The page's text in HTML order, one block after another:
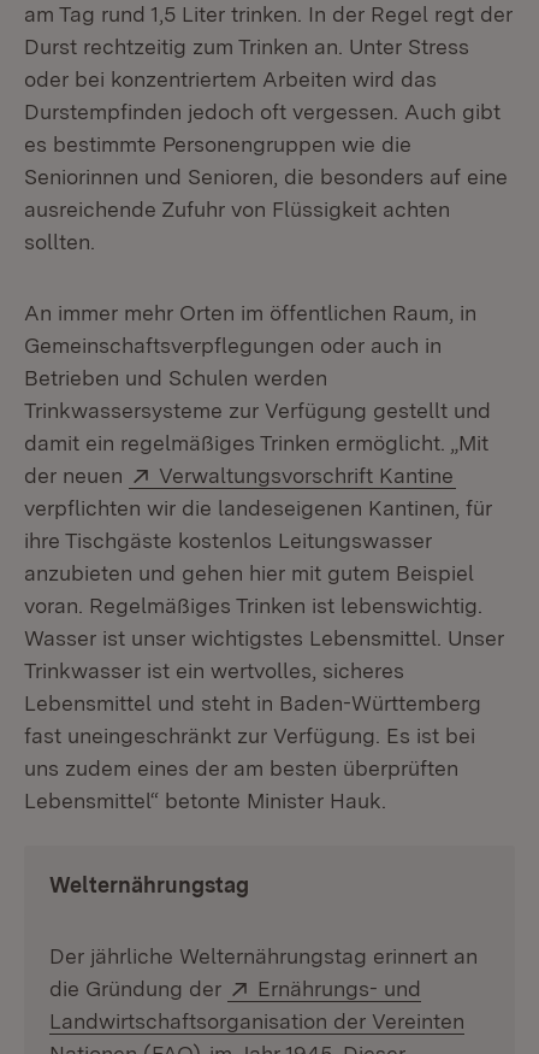
am Tag rund 1,5 Liter trinken. In der Regel regt der
Durst rechtzeitig zum Trinken an. Unter Stress
oder bei konzentriertem Arbeiten wird das
Durstempfinden jedoch oft vergessen. Auch gibt
es bestimmte Personengruppen wie die
Seniorinnen und Senioren, die besonders auf eine
ausreichende Zufuhr von Flüssigkeit achten
sollten.
An immer mehr Orten im öffentlichen Raum, in
Gemeinschaftsverpflegungen oder auch in
Betrieben und Schulen werden
Trinkwassersysteme zur Verfügung gestellt und
damit ein regelmäßiges Trinken ermöglicht. „Mit
der neuen
Extern:
Verwaltungsvorschrift Kantine
verpflichten wir die landeseigenen Kantinen, für
ihre Tischgäste kostenlos Leitungswasser
anzubieten und gehen hier mit gutem Beispiel
voran. Regelmäßiges Trinken ist lebenswichtig.
Wasser ist unser wichtigstes Lebensmittel. Unser
Trinkwasser ist ein wertvolles, sicheres
Lebensmittel und steht in Baden-Württemberg
fast uneingeschränkt zur Verfügung. Es ist bei
uns zudem eines der am besten überprüften
Lebensmittel“ betonte Minister Hauk.
Welternährungstag
Der jährliche Welternährungstag erinnert an
die Gründung der
Extern:
Ernährungs- und
Landwirtschaftsorganisation der Vereinten